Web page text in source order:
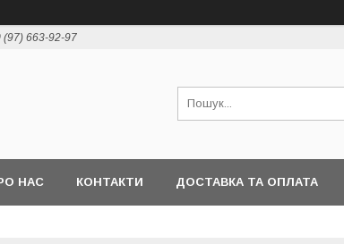
(97) 663-92-97
НАС КОНТАКТИ ДОСТАВКА ТА ОПЛАТА